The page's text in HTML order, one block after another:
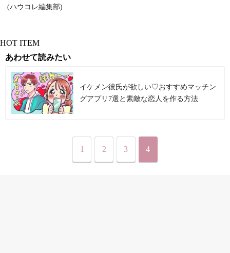
(ハウコレ編集部)
HOT ITEM
あわせて読みたい
イケメン彼氏が欲しい♡おすすめマッチン
グアプリ7選と素敵な恋人を作る方法
1 2 3 4